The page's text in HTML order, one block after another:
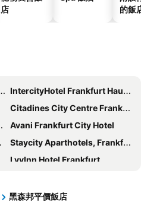
店
的飯
IntercityHotel Frankfurt Hauptbahnhof Süd
Citadines City Centre Frankfurt
Avani Frankfurt City Hotel
Staycity Aparthotels, Frankfurt Airport
LyvInn Hotel Frankfurt
B&B HOTEL Frankfurt-Hbf
黑森邦平價飯店